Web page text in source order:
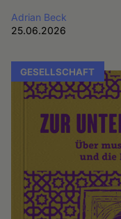
Adrian Beck
25.06.2026
GESELLSCHAFT